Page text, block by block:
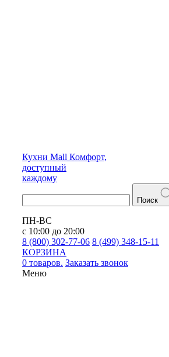
Кухни Mall Комфорт,
доступный
каждому
Поиск
ПН-ВС
с 10:00 до 20:00
8 (800) 302-77-06 8 (499) 348-15-11
КОРЗИНА
0 товаров. Заказать звонок
Меню